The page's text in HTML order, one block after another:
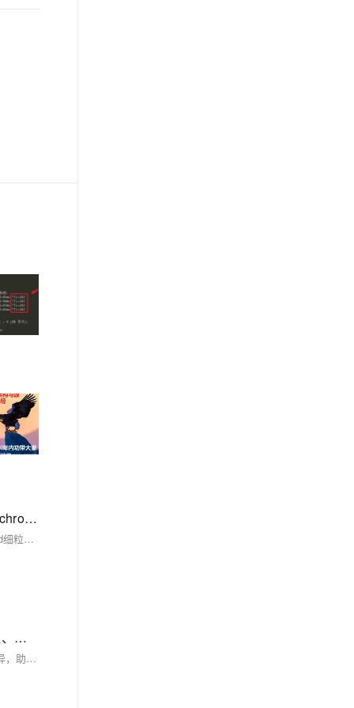
【Java基础】集合框架： ConcurrentHashMap核心原理：JDK1.7 vs 1.8+ 区别、线程安全实现、分段锁 vs CAS+synchronized、扩容机制
ConcurrentHashMap是Java高并发场景下线程安全的哈希表实现，JDK1.7采用Segment分段锁（16段独立加锁），JDK1.8升级为CAS+synchronized细粒度桶锁，并引入红黑树与多线程协助扩容，显著提升性能与扩展性。
【Java基础】集合框架： HashMap核心原理：JDK1.7 vs 1.8+ 区别、数据结构、哈希函数、扩容机制、put/get全流程、红黑树转换阈值（附《思维导图》+《面试高频考点清单》）
本文系统对比JDK1.7与1.8+中HashMap的底层原理，涵盖数据结构（数组+链表→+红黑树）、哈希函数、扩容机制、插入方式及并发问题等核心差异，助你深入理解性能优化逻辑与面试高频考点。